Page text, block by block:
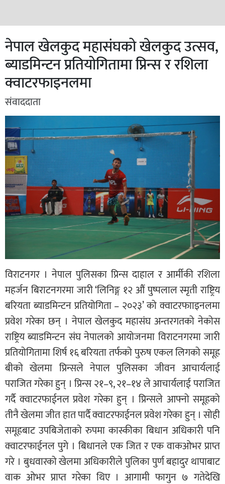
नेपाल खेलकुद महासंघको खेलकुद उत्सव,
ब्याडमिन्टन प्रतियोगितामा प्रिन्स र रशिला
क्वाटरफाइनलमा
संवाददाता
विराटनगर । नेपाल पुलिसका प्रिन्स दाहाल र आर्मीकी रशिला
महर्जन बिराटनगरमा जारी ‘लिनिङ्ग १२ औं पुष्पलाल स्मृती राष्ट्रिय
बरियता ब्याडमिन्टन प्रतियोगिता – २०२३’ को क्वाटरफााइनलमा
प्रवेश गरेका छन् । नेपाल खेलकुद महासंघ अन्तरगतको नेकोस
राष्ट्रिय ब्याडमिन्टन संघ नेपालको आयोजनमा विराटनगरमा जारी
प्रतियोगितामा शिर्ष १६ बरियता तर्फको पुरुष एकल लिगको समूह
बीको खेलमा प्रिन्सले नेपाल पुलिसका जीवन आचार्यलाई
पराजित गरेका हुन् । प्रिन्स २१–९, २१–१४ ले आचार्यलाई पराजित
गर्दै क्वाटरफाईनल प्रवेश गरेका हुन् । प्रिन्सले आफ्नो समूहको
तीनै खेलमा जीत हात पार्दै क्वाटरफाईनल प्रवेश गरेका हुन् । सोही
समूहबाट उपबिजेताको रुपमा कास्कीका बिधान अधिकारी पनि
क्वाटरफाईनल पुगे । बिधानले एक जित र एक वाकओभर प्राप्त
गरे । बुधवारको खेलमा अधिकारीले पुलिका पुर्ण बहादुर थापाबाट
वाक ओभर प्राप्त गरेका थिए । आगामी फागुन ७ गतेदेखि